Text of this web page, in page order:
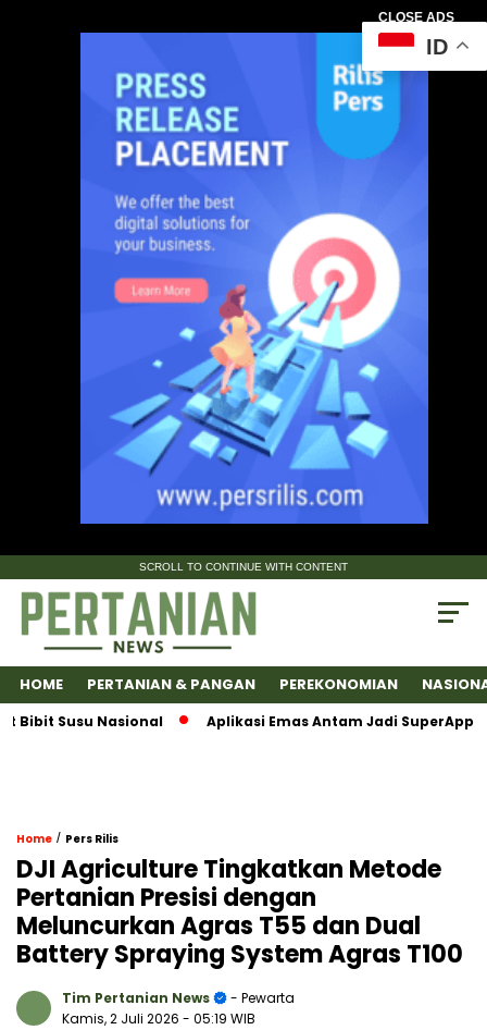
CLOSE ADS
SCROLL TO CONTINUE WITH CONTENT
HOME PERTANIAN & PANGAN PEREKONOMIAN
Susu Nasional Aplikasi Emas Antam Jadi SuperApps, Satu
Home / Pers Rilis
DJI Agriculture Tingkatkan Metode
Pertanian Presisi dengan
Meluncurkan Agras T55 dan Dual
Battery Spraying System Agras T100
Tim Pertanian News
- Pewarta
Kamis, 2 Juli 2026 - 05:19 WIB
ID